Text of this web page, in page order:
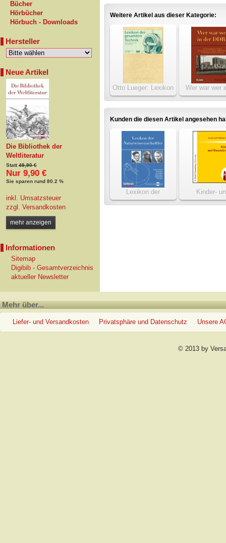
Bücher
Hörbücher
Hörbuch - Downloads
Hersteller
Neue Artikel
Die Bibliothek der
Weltliteratur
Statt49,90 €
Nur 9,90 €
Sie sparen rund 80.2 %
inkl. Umsatzsteuer
zzgl. Versandkosten
mehr anzeigen
Informationen
Sitemap
Digibib - Gesamtverzeichnis
aktueller Newsletter
Weitere Artikel aus dieser Kategorie:
Otto Lueger: Lexikon
der gesamten Technik
1904-1920
Wer war wer
DDR
Kunden die diesen Artikel angesehen
Lexikon der
Naturwissenschaftler
Kinder-
Mehr über...
Liefer- und Versandkosten Privatsphäre und Datenschutz Unsere
© 2013 by